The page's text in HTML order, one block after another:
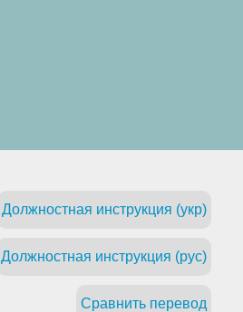
Должностная инструкция (укр)
Должностная инструкция (рус)
Сравнить перевод